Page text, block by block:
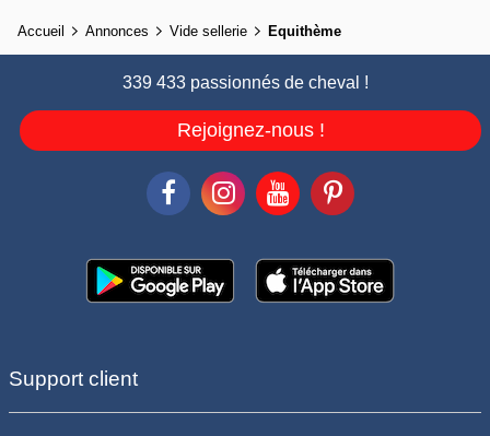
Accueil Annonces Vide sellerie Equithème
339 433 passionnés de cheval !
Rejoignez-nous !
Support client